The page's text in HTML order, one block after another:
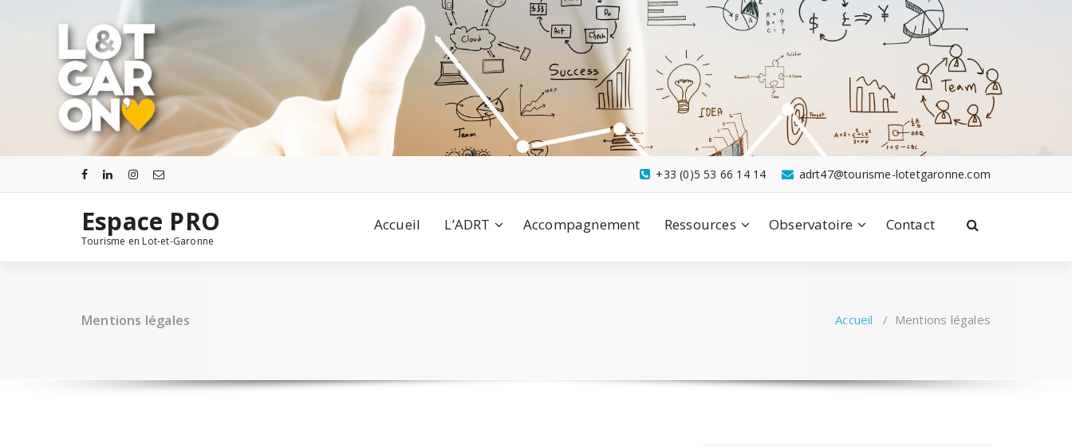
adrt47@tourisme-lotetgaronne.com
+33 (0)5 53 66 14 14
Espace PRO
Tourisme en Lot-et-Garonne
Accueil L’ADRT Accompagnement Ressources Observatoire Contact
Mentions légales Accueil / Mentions légales